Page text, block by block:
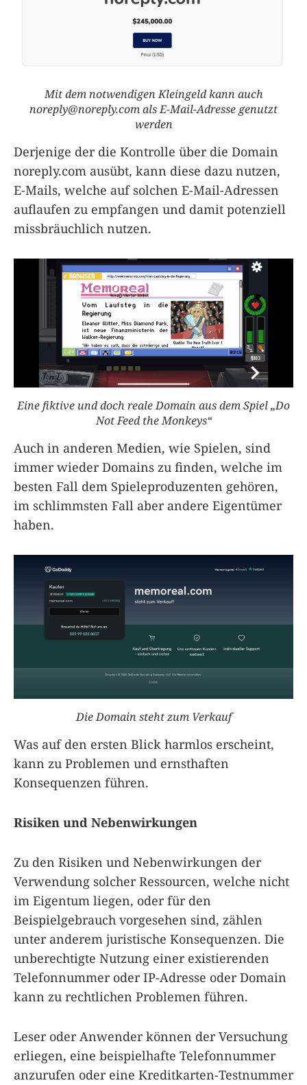
Mit dem notwendigen Kleingeld kann auch
noreply@noreply.comals E-Mail-Adresse genutzt
werden
Derjenige der die Kontrolle über die Domain
noreply.com ausübt, kann diese dazu nutzen,
E-Mails, welche auf solchen E-Mail-Adressen
auflaufen zu empfangen und damit potenziell
missbräuchlich nutzen.
Eine fiktive und doch reale Domain aus dem Spiel „Do
Not Feed the Monkeys“
Auch in anderen Medien, wie Spielen, sind
immer wieder Domains zu finden, welche im
besten Fall dem Spieleproduzenten gehören,
im schlimmsten Fall aber andere Eigentümer
haben.
Die Domain steht zum Verkauf
Was auf den ersten Blick harmlos erscheint,
kann zu Problemen und ernsthaften
Konsequenzen führen.
Risiken und Nebenwirkungen
Zu den Risiken und Nebenwirkungen der
Verwendung solcher Ressourcen, welche nicht
im Eigentum liegen, oder für den
Beispielgebrauch vorgesehen sind, zählen
unter anderem juristische Konsequenzen. Die
unberechtigte Nutzung einer existierenden
Telefonnummer oder IP-Adresse oder Domain
kann zu rechtlichen Problemen führen.
Leser oder Anwender können der Versuchung
erliegen, eine beispielhafte Telefonnummer
anzurufen oder eine Kreditkarten-Testnummer